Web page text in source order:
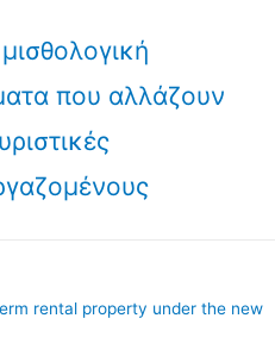
που αλλάζουν